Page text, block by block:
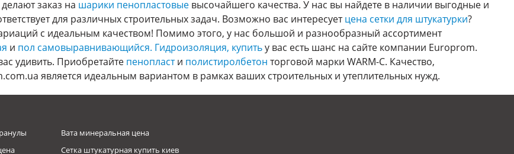
заказ на шарики пенопластовые высочайшего качества. У нас вы найдете в наличии выгодные и
для различных строительных задач. Возможно вас интересуетцена сетки для штукатурки?
с идеальным качеством! Помимо этого, у нас большой и разнообразный ассортимент
и пол самовыравнивающийся. Гидроизоляция, купитьу вас есть шанс на сайте компании Europrom.
удивить. Приобретайте пенопласти полистиролбетон торговой марки WARM-C. Качество,
является идеальным вариантом в рамках ваших строительных и утеплительных нужд.
Вата минеральная цена
Сетка штукатурная купить киев